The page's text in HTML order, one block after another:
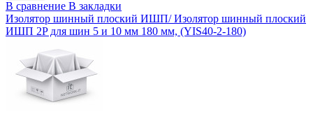
В сравнение В закладки
Изолятор шинный плоский ИШП/ Изолятор шинный плоский
ИШП 2P для шин 5 и 10 мм 180 мм, (YIS40-2-180)